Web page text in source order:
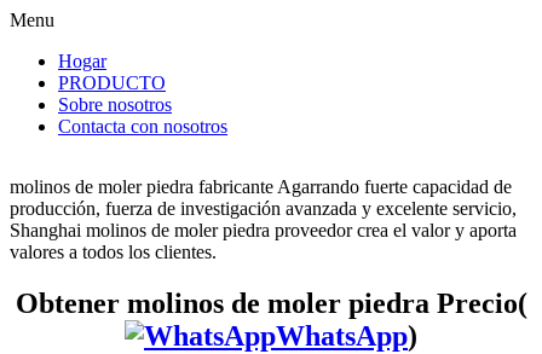
Menu
Hogar
PRODUCTO
Sobre nosotros
Contacta con nosotros
molinos de moler piedra fabricante Agarrando fuerte capacidad de
producción, fuerza de investigación avanzada y excelente servicio,
Shanghai molinos de moler piedra proveedor crea el valor y aporta
valores a todos los clientes.
Obtener molinos de moler piedra Precio(
WhatsApp)